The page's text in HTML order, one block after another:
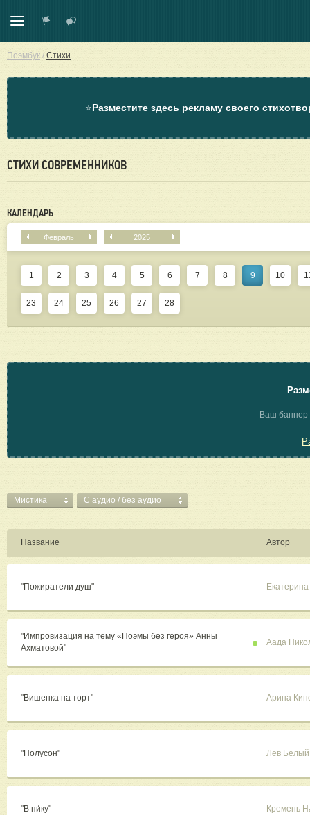
Поэмбук / Стихи
⭐Разместите здесь рекламу своего
СТИХИ СОВРЕМЕННИКОВ
КАЛЕНДАРЬ
Февраль 2025
1 2 3 4 5 6 7 8 9 10
23 24 25 26 27 28
Ваш баннер
Мистика C аудио / без аудио
Название Автор
"Пожиратели душ"
"Импровизация на тему «Поэмы без героя» Анны
Ахматовой"
Аада
"Вишенка на торт" Арина
"Полусон" Лев Белый
"В пи́ку" Кремень